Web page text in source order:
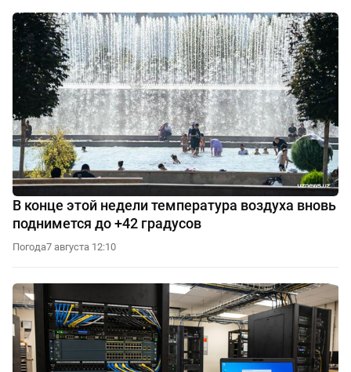
В конце этой недели температура воздуха вновь
поднимется до +42 градусов
Погода7 августа 12:10